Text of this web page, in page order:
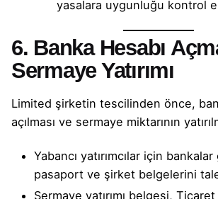
yasalara uygunluğu kontrol
6. Banka Hesabı
Sermaye Yatırımı
Limited şirketin tescilinden önce,
açılması ve sermaye miktarının
Yabancı yatırımcılar için
pasaport ve şirket belgelerini
Sermaye yatırımı belgesi,